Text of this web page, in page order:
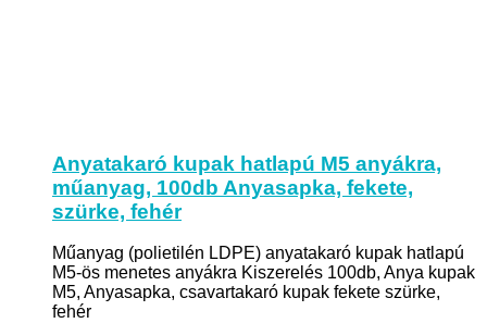
Anyatakaró kupak hatlapú M5 anyákra,
műanyag, 100db Anyasapka, fekete,
szürke, fehér
Műanyag (polietilén LDPE) anyatakaró kupak hatlapú
M5-ös menetes anyákra Kiszerelés 100db, Anya kupak
M5, Anyasapka, csavartakaró kupak fekete szürke,
fehér